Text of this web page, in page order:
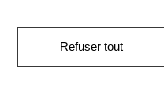
Naissance0-12 mois
Refuser tout